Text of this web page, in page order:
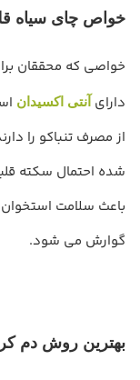
خواص چای سیاه
خواصی که محققان
دارای آنتی اکسیدان
از مصرف تنباکو را
باعث سلامت
گوارش می شود.
بهترین روش دم